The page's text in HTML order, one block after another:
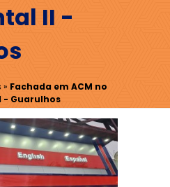
II -
» Fachada em ACM no
- Guarulhos